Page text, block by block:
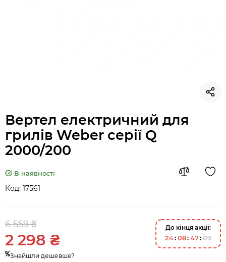
Вертел електричний для
грилів Weber серії Q
2000/200
В наявності
Код: 17561
6 559 ₴
2 298 ₴
Знайшли дешевше?
До кінця акції:
24 08 47 08